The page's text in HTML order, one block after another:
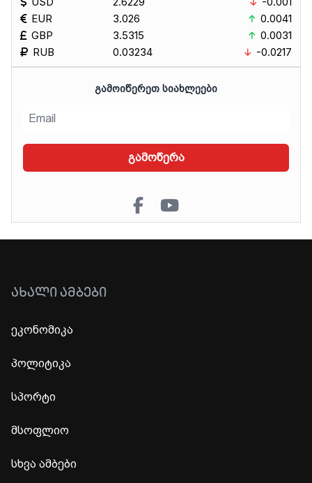
EUR
GBP
RUB
3.026
3.5315
0.03234
0.0041
0.0031
-0.0217
ᲒᲐᲛᲝᲘᲬᲔᲠᲔᲗ ᲡᲘᲐᲮᲚᲔᲔᲑᲘ
გამოწერა
ᲐᲮᲐᲚᲘ ᲐᲛᲑᲔᲑᲘ
ეკონომიკა
პოლიტიკა
სპორტი
მსოფლიო
სხვა ამბები